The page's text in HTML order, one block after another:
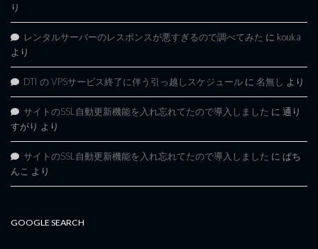
り
レンタルサーバーのレスポンスが悪すぎるので調べてみた に kouka
より
DTI の VPSサービス終了に伴う引っ越しスケジュール に 名無し より
サイトのSSL自動更新機能を入れ忘れてたので導入しました に 通り
すがり より
サイトのSSL自動更新機能を入れ忘れてたので導入しました に ぱち
んこ より
GOOGLE SEARCH